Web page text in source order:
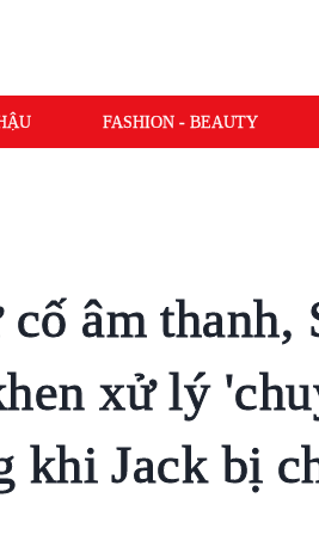
FASHION - BEAUTY
âm thanh,
xử lý
khi Jack bị